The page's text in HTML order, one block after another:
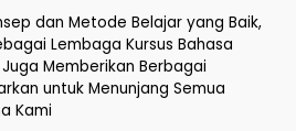
dan Metode Belajar yang Baik,
Lembaga Kursus Bahasa
Memberikan Berbagai
untuk Menunjang Semua
Kami